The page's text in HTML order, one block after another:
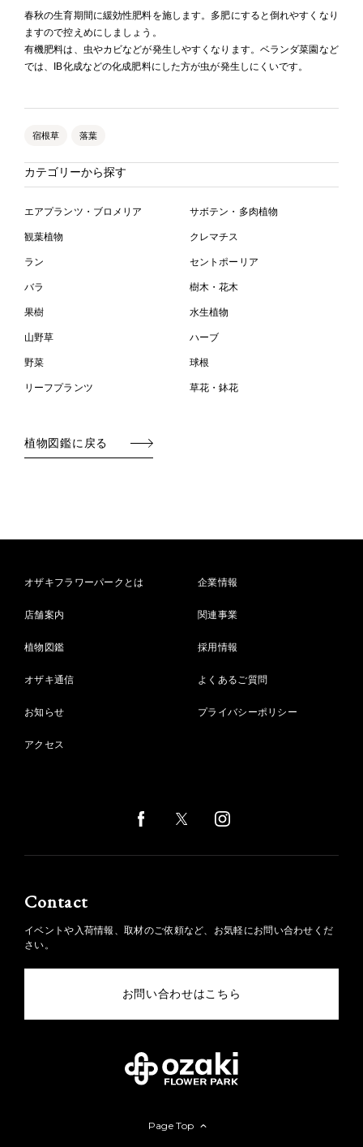
春秋の生育期間に緩効性肥料を施します。多肥にすると倒れやすくなり
ますので控えめにしましょう。
有機肥料は、虫やカビなどが発生しやすくなります。ベランダ菜園など
では、IB化成などの化成肥料にした方が虫が発生しにくいです。
宿根草 落葉
カテゴリーから探す
エアプランツ・ブロメリア サボテン・多肉植物
観葉植物 クレマチス
ラン セントポーリア
バラ 樹木・花木
果樹 水生植物
山野草 ハーブ
野菜 球根
リーフプランツ 草花・鉢花
植物図鑑に戻る
オザキフラワーパークとは
店舗案内
植物図鑑
オザキ通信
お知らせ
アクセス
企業情報
関連事業
採用情報
よくあるご質問
プライバシーポリシー
Contact
イベントや入荷情報、取材のご依頼など、お気軽にお問い合わせくだ
さい。
お問い合わせはこちら
Page Top